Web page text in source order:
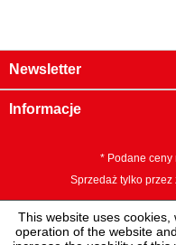
Newsletter
Informacje
* Podane ceny
Sprzedaż tylko
This website uses
operation of the website